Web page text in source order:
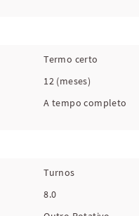
Termo certo
12 (meses)
A tempo completo
Turnos
8.0